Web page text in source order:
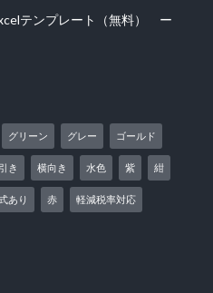
テンプレート（無料） ー
グリーン グレー ゴールド
き 横向き 水色 紫 紺
あり 赤 軽減税率対応